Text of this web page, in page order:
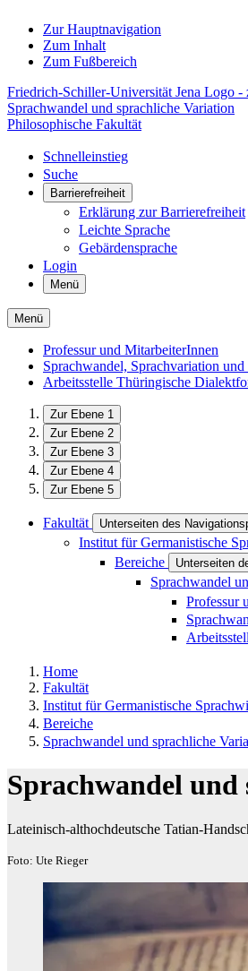
Zur Hauptnavigation
Zum Inhalt
Zum Fußbereich
Friedrich-Schiller-Universität Jena Logo -
Sprachwandel und sprachliche Variation
Philosophische Fakultät
Schnelleinstieg
Suche
Barrierefreiheit
Erklärung zur Barrierefreiheit
Leichte Sprache
Gebärdensprache
Login
Menü
Menü
Professur und MitarbeiterInnen
Sprachwandel, Sprachvariation und
Arbeitsstelle Thüringische
Zur Ebene 1
Zur Ebene 2
Zur Ebene 3
Zur Ebene 4
Zur Ebene 5
Fakultät Unterseiten des
Institut für Germanistische
Bereiche Unterseiten
Sprachwandel
Professur
Home
Fakultät
Institut für Germanistische
Bereiche
Sprachwandel und sprachliche
Sprachwandel
Lateinisch-althochdeutsche Tatian-
Foto: Ute Rieger